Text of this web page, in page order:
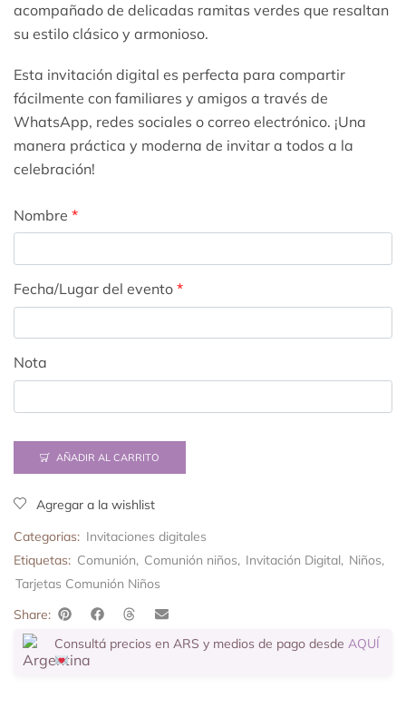
acompañado de delicadas ramitas verdes que resaltan
su estilo clásico y armonioso.
Esta invitación digital es perfecta para compartir
fácilmente con familiares y amigos a través de
WhatsApp, redes sociales o correo electrónico. ¡Una
manera práctica y moderna de invitar a todos a la
celebración!
Nombre *
Fecha/Lugar del evento *
Nota
AÑADIR AL CARRITO
Agregar a la wishlist
Categorias: Invitaciones digitales
Etiquetas: Comunión, Comunión niños, Invitación Digital, Niños,
Tarjetas Comunión Niños
Share:
Consultá precios en ARS y medios de pago desde AQUÍ